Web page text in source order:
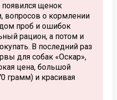
появился щенок
вопросов о кормлении
проб и ошибок
рацион, а потом и
В последний раз
для собак «Оскар»,
цена, большой
грамм) и красивая